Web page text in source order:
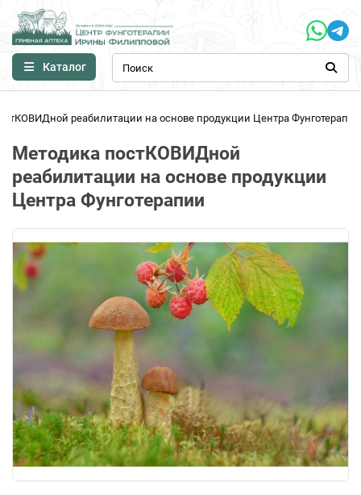
Каталог
реабилитации на основе продукции Центра Фунготерапии
Методика постКОВИДной
реабилитации на основе продукции
Центра Фунготерапии